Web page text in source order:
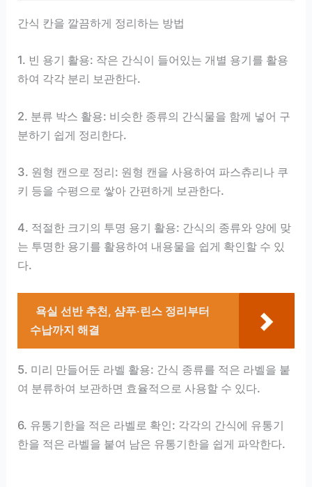
간식 칸을 깔끔하게 정리하는 방법
1. 빈 용기 활용: 작은 간식이 들어있는 개별 용기를 활용
하여 각각 분리 보관한다.
2. 분류 박스 활용: 비슷한 종류의 간식물을 함께 넣어 구
분하기 쉽게 정리한다.
3. 원형 캔으로 정리: 원형 캔을 사용하여 파스츄리나 쿠
키 등을 수평으로 쌓아 간편하게 보관한다.
4. 적절한 크기의 투명 용기 활용: 간식의 종류와 양에 맞
는 투명한 용기를 활용하여 내용물을 쉽게 확인할 수 있
다.
욕실 선반 추천, 샴푸·린스 정리부터
수납까지 해결
5. 미리 만들어둔 라벨 활용: 간식 종류를 적은 라벨을 붙
여 분류하여 보관하면 효율적으로 사용할 수 있다.
6. 유통기한을 적은 라벨로 확인: 각각의 간식에 유통기
한을 적은 라벨을 붙여 남은 유통기한을 쉽게 파악한다.